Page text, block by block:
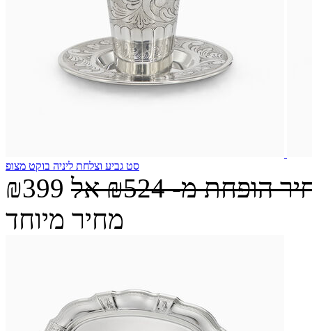
סט גביע וצלחת ליניה בוקט מצופ
₪399 הופחת מ-₪524 אל
מחיר מיוחד